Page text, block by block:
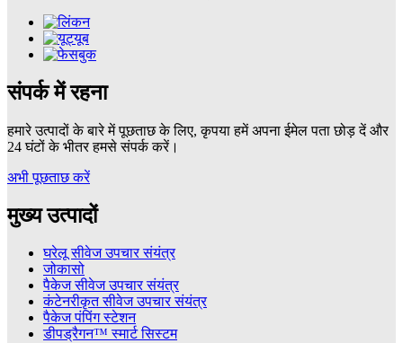
संपर्क में रहना
हमारे उत्पादों के बारे में पूछताछ के लिए, कृपया हमें अपना ईमेल पता छोड़ दें और
24 घंटों के भीतर हमसे संपर्क करें।
अभी पूछताछ करें
मुख्य उत्पादों
घरेलू सीवेज उपचार संयंत्र
जोकासो
पैकेज सीवेज उपचार संयंत्र
कंटेनरीकृत सीवेज उपचार संयंत्र
पैकेज पंपिंग स्टेशन
डीपड्रैगन™ स्मार्ट सिस्टम